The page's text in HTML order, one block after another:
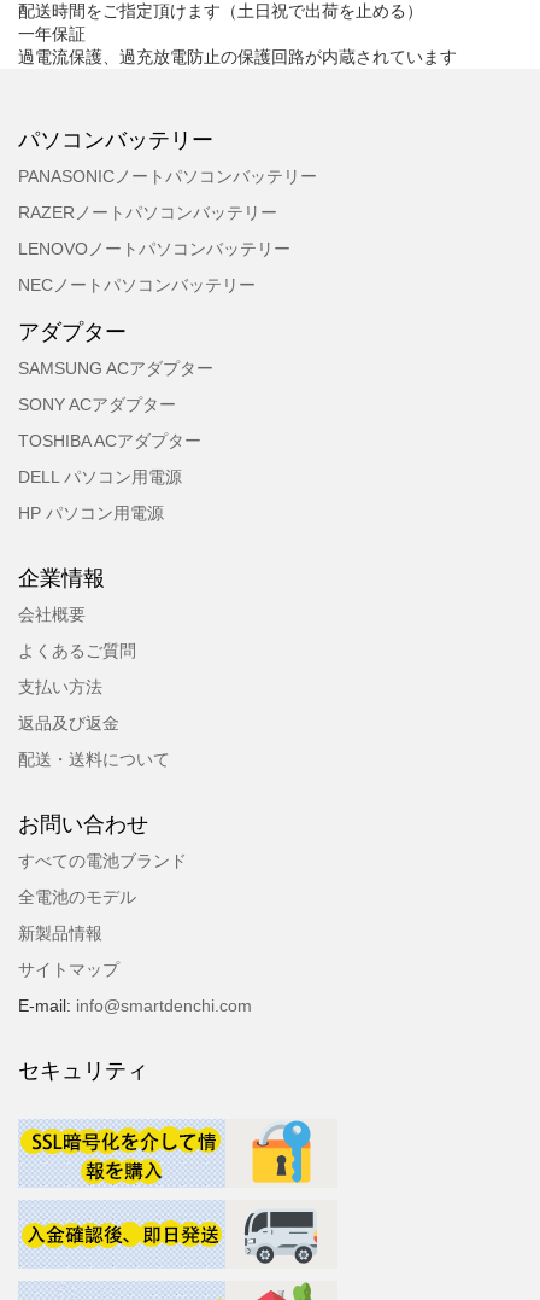
配送時間をご指定頂けます（土日祝で出荷を止める）
一年保証
過電流保護、過充放電防止の保護回路が内蔵されています
パソコンバッテリー
PANASONICノートパソコンバッテリー
RAZERノートパソコンバッテリー
LENOVOノートパソコンバッテリー
NECノートパソコンバッテリー
アダプター
SAMSUNG ACアダプター
SONY ACアダプター
TOSHIBA ACアダプター
DELL パソコン用電源
HP パソコン用電源
企業情報
会社概要
よくあるご質問
支払い方法
返品及び返金
配送・送料について
お問い合わせ
すべての電池ブランド
全電池のモデル
新製品情報
サイトマップ
E-mail: info@smartdenchi.com
セキュリティ